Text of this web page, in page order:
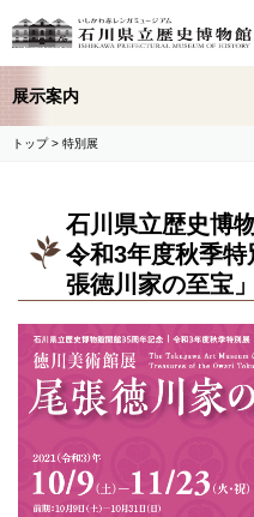
展示案内
トップ> 特別展
石川県立歴史博
令和3年度秋季
張徳川家の至宝」